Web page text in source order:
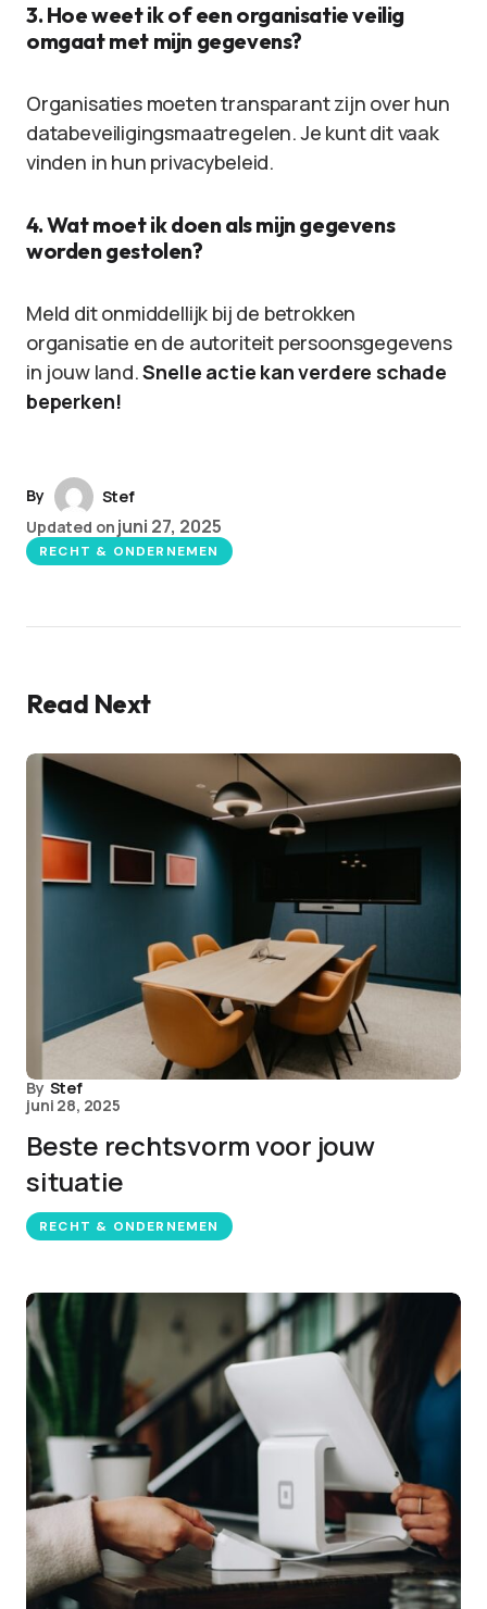
3. Hoe weet ik of een organisatie veilig
omgaat met mijn gegevens?
Organisaties moeten transparant zijn over hun
databeveiligingsmaatregelen. Je kunt dit vaak
vinden in hun privacybeleid.
4. Wat moet ik doen als mijn gegevens
worden gestolen?
Meld dit onmiddellijk bij de betrokken
organisatie en de autoriteit persoonsgegevens
in jouw land.Snelle actie kan verdere schade
beperken!
By
Stef
Updated on juni 27, 2025
RECHT & ONDERNEMEN
Read Next
By Stef
juni 28, 2025
Beste rechtsvorm voor jouw
situatie
RECHT & ONDERNEMEN